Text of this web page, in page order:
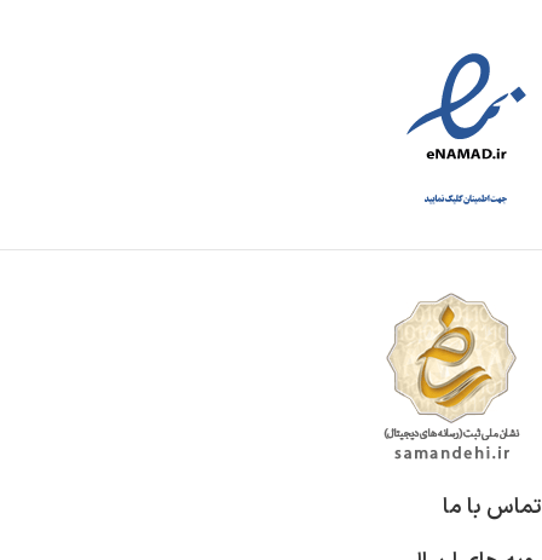
تماس با ما